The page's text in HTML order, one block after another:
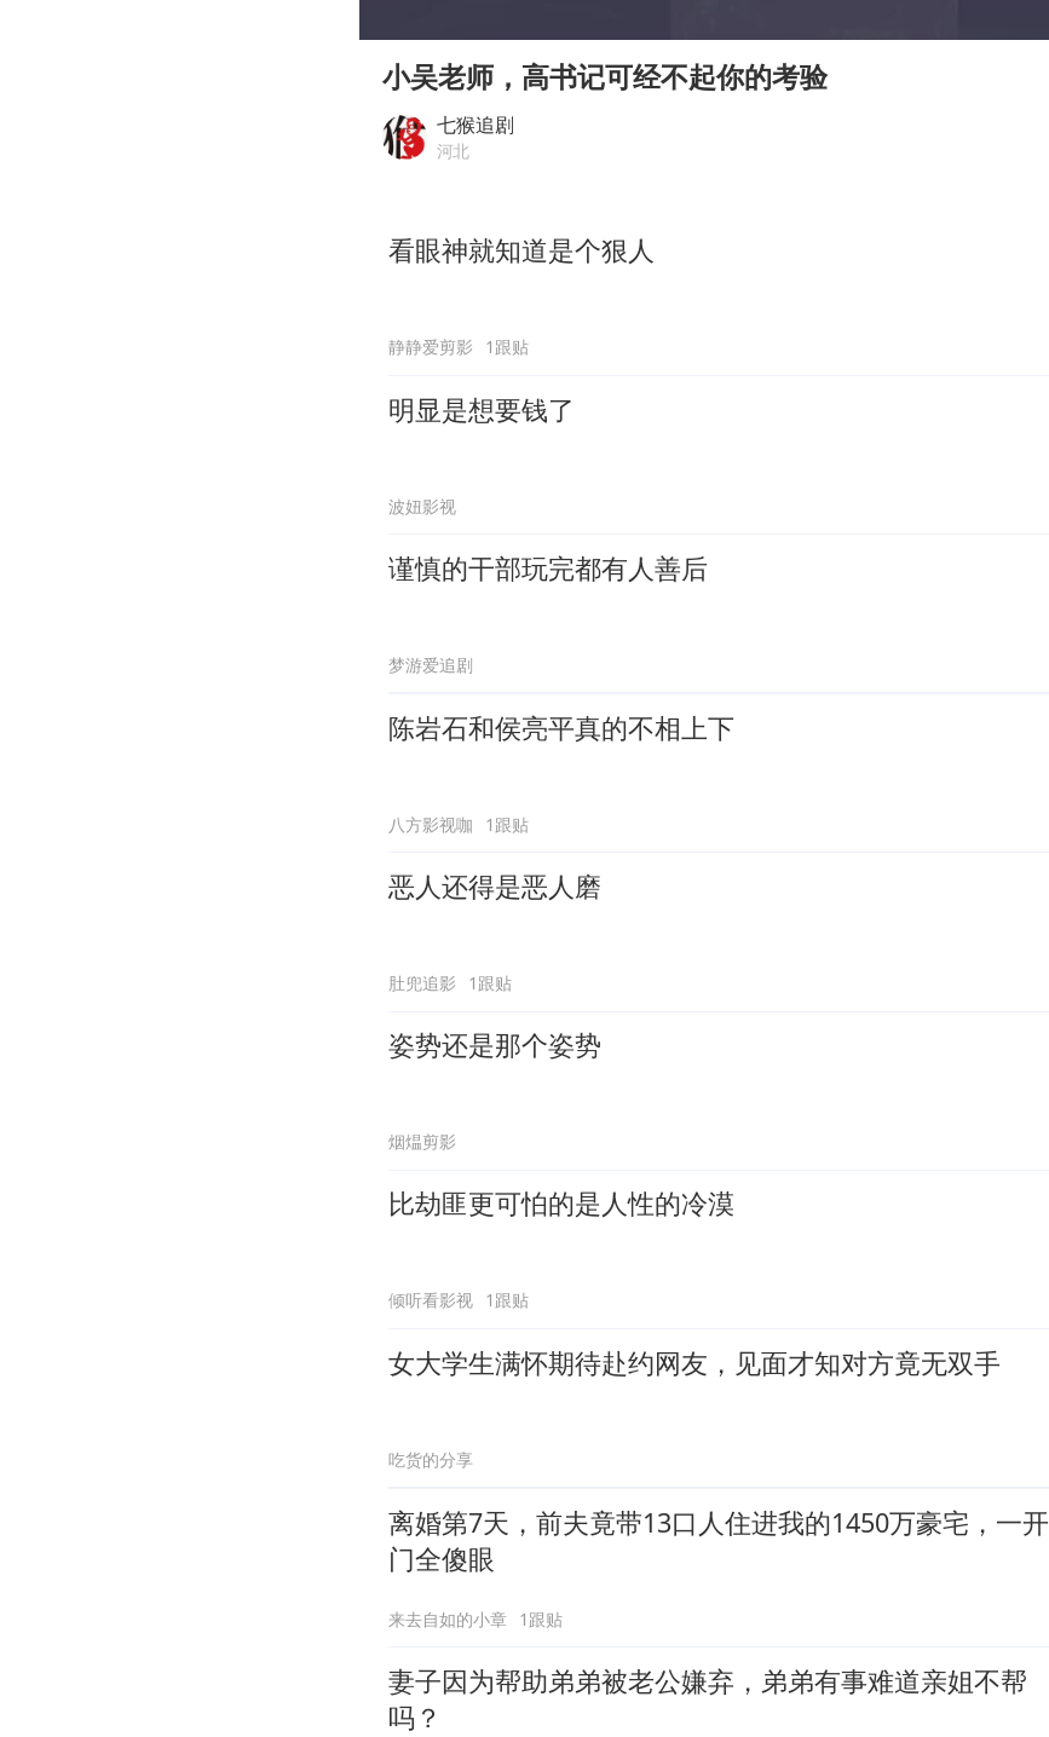
泰国一女公务员妆容引争议 本人回应
女子利用漏洞0元薅走3000多件家电
多地要求领导干部带头休假
小吴老师，高书记可经不起你的考验
七猴追剧
河北
看眼神就知道是个狠人
静静爱剪影 1跟贴
明显是想要钱了
波妞影视
谨慎的干部玩完都有人善后
梦游爱追剧
陈岩石和侯亮平真的不相上下
八方影视咖 1跟贴
恶人还得是恶人磨
肚兜追影 1跟贴
姿势还是那个姿势
烟煴剪影
比劫匪更可怕的是人性的冷漠
倾听看影视 1跟贴
女大学生满怀期待赴约网友，见面才知对方竟无双手
吃货的分享
离婚第7天，前夫竟带13口人住进我的1450万豪宅，一开
门全傻眼
来去自如的小章 1跟贴
妻子因为帮助弟弟被老公嫌弃，弟弟有事难道亲姐不帮
吗？